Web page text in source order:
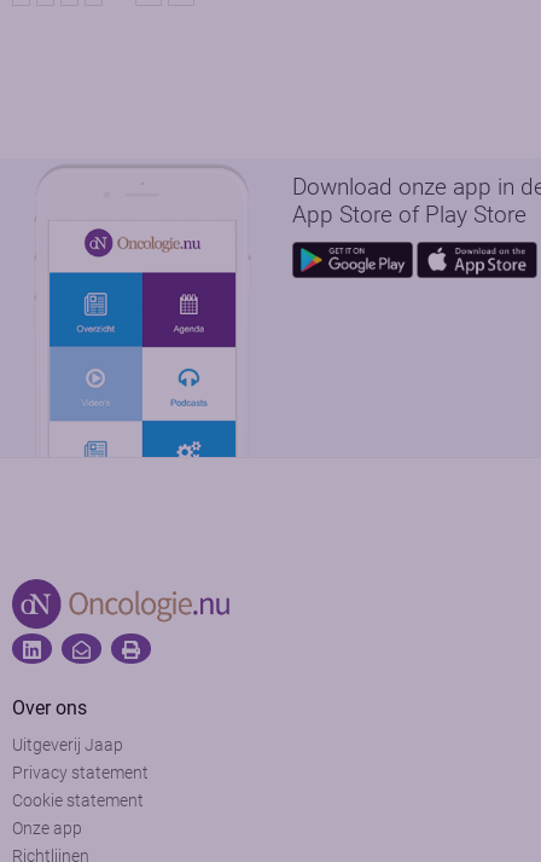
Download onze app in
App Store of Play Store
Over ons
Uitgeverij Jaap
Privacy statement
Cookie statement
Onze app
Richtlijnen